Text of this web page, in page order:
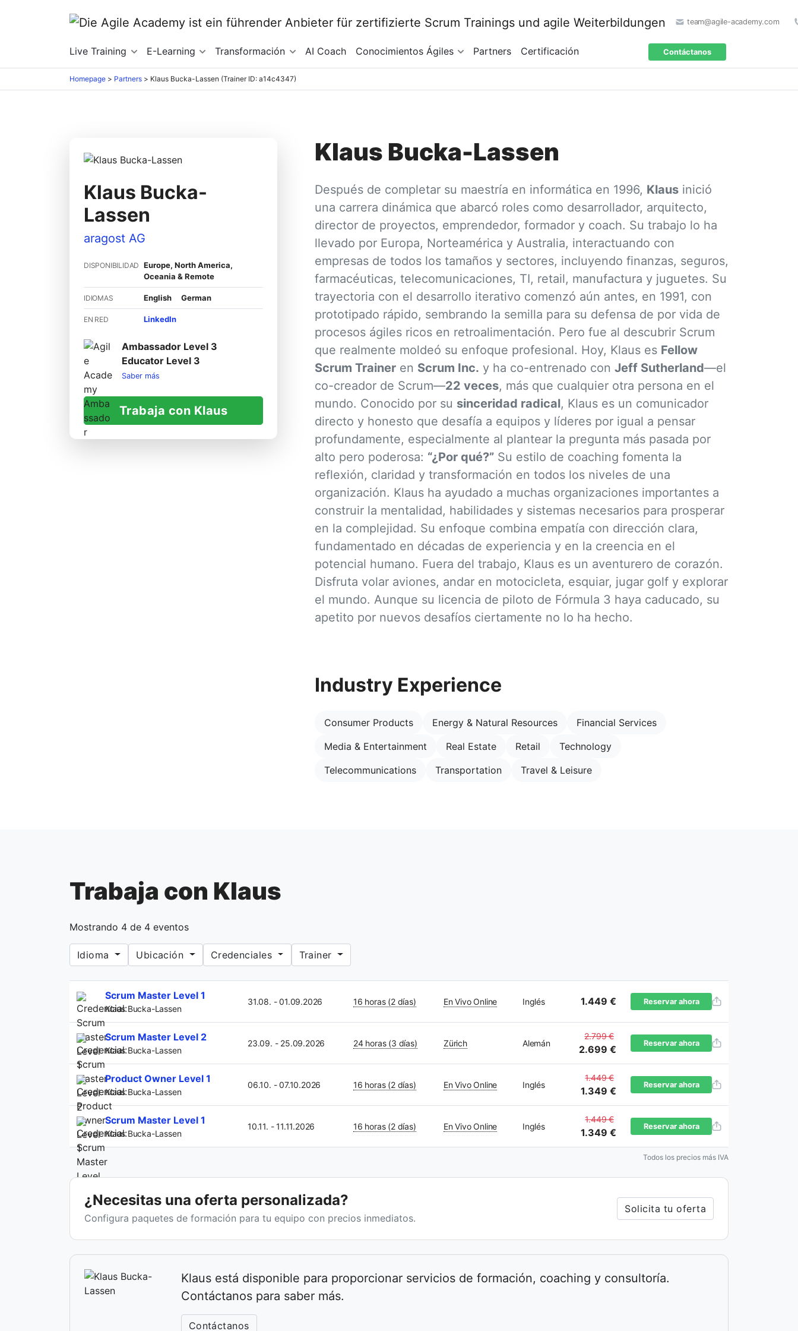
team@agile-academy.com
Live Training E-Learning Transformación AI Coach Conocimientos Ágiles Partners Certificación Contáctanos
Homepage > Partners > Klaus Bucka-Lassen (Trainer ID: a14c4347)
Klaus Bucka-
Lassen
aragost AG
DISPONIBILIDAD
Europe, North America,
Oceania & Remote
IDIOMAS English German
EN RED LinkedIn
Ambassador Level 3
Educator Level 3
Saber más
Trabaja con Klaus
Klaus Bucka-Lassen
Después de completar su maestría en informática en 1996, Klaus inició
una carrera dinámica que abarcó roles como desarrollador, arquitecto,
director de proyectos, emprendedor, formador y coach. Su trabajo lo ha
llevado por Europa, Norteamérica y Australia, interactuando con
empresas de todos los tamaños y sectores, incluyendo finanzas, seguros,
farmacéuticas, telecomunicaciones, TI, retail, manufactura y juguetes. Su
trayectoria con el desarrollo iterativo comenzó aún antes, en 1991, con
prototipado rápido, sembrando la semilla para su defensa de por vida de
procesos ágiles ricos en retroalimentación. Pero fue al descubrir Scrum
que realmente moldeó su enfoque profesional. Hoy, Klaus es Fellow
Scrum Trainer en Scrum Inc. y ha co-entrenado con Jeff Sutherland—el
co-creador de Scrum—22 veces, más que cualquier otra persona en el
mundo. Conocido por su sinceridad radical, Klaus es un comunicador
directo y honesto que desafía a equipos y líderes por igual a pensar
profundamente, especialmente al plantear la pregunta más pasada por
alto pero poderosa: “¿Por qué?” Su estilo de coaching fomenta la
reflexión, claridad y transformación en todos los niveles de una
organización. Klaus ha ayudado a muchas organizaciones importantes a
construir la mentalidad, habilidades y sistemas necesarios para prosperar
en la complejidad. Su enfoque combina empatía con dirección clara,
fundamentado en décadas de experiencia y en la creencia en el
potencial humano. Fuera del trabajo, Klaus es un aventurero de corazón.
Disfruta volar aviones, andar en motocicleta, esquiar, jugar golf y explorar
el mundo. Aunque su licencia de piloto de Fórmula 3 haya caducado, su
apetito por nuevos desafíos ciertamente no lo ha hecho.
Industry Experience
Consumer Products Energy & Natural Resources
Financial Services
Media & Entertainment
Real Estate Retail
Technology
Telecommunications
Transportation Travel & Leisure
Trabaja con Klaus
Mostrando 4 de 4 eventos
Idioma Ubicación Credenciales Trainer
are a
human,
ignore
this
field
Scrum Master Level 1
Klaus Bucka-Lassen
31.08. - 01.09.2026 16 horas (2 días) En Vivo Online Inglés 1.449 € Reservar ahora
Scrum Master Level 2
Klaus Bucka-Lassen
23.09. - 25.09.2026 24 horas (3 días) Zürich Alemán
2.799 €
2.699 €
Reservar ahora
Product Owner Level 1
Klaus Bucka-Lassen
06.10. - 07.10.2026 16 horas (2 días) En Vivo Online Inglés
1.449 €
1.349 €
Reservar ahora
Scrum Master Level 1
Klaus Bucka-Lassen
10.11. - 11.11.2026 16 horas (2 días) En Vivo Online Inglés
1.449 €
1.349 €
Reservar ahora
Todos los precios más IVA
¿Necesitas una oferta personalizada?
Configura paquetes de formación para tu equipo con precios inmediatos.
Solicita tu oferta
Klaus está disponible para proporcionar servicios de formación, coaching y consultoría.
Contáctanos para saber más.
Contáctanos